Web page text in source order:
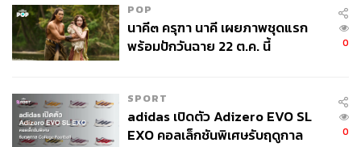
POP
นาคี๓ ครุฑา นาคี เผยภาพชุดแรก
พร้อมปักวันฉาย 22 ต.ค. นี้
0
SPORT
adidas เปิดตัว Adizero EVO SL
EXO คอลเล็กชันพิเศษรับฤดูกาล
0